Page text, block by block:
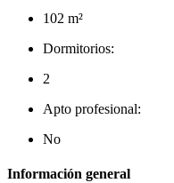
102 m²
Dormitorios:
2
Apto profesional:
No
Información general